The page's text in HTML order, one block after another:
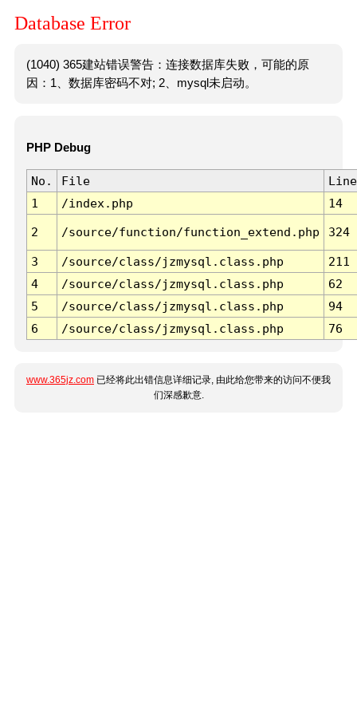
Database Error
(1040) 365建站错误警告：连接数据库失败，可能的原
因：1、数据库密码不对; 2、mysql未启动。
PHP Debug
No. File
Line
1
/index.php 14
2 /source/function/function_extend.php 324
3 /source/class/jzmysql.class.php
211
4
/source/class/jzmysql.class.php
62
5
/source/class/jzmysql.class.php
94
6
/source/class/jzmysql.class.php 76
www.365jz.com 已经将此出错信息详细记录, 由此给您带来的访问不便我
们深感歉意.